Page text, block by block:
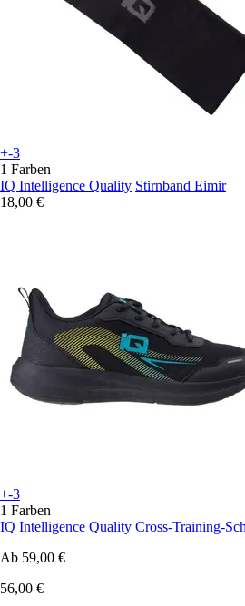
+-3
1 Farben
IQ Intelligence Quality Stirnband Eimir
18,00 €
+-3
1 Farben
IQ Intelligence Quality Cross-Training-
Ab 59,00 €
56,00 €